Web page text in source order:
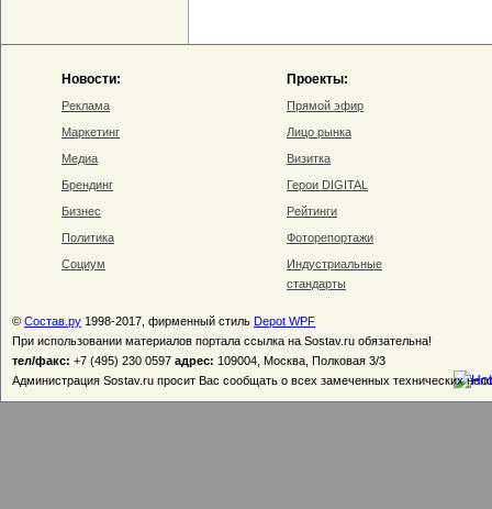
Новости:
Реклама
Маркетинг
Медиа
Брендинг
Бизнес
Политика
Социум
Проекты:
Прямой эфир
Лицо рынка
Визитка
Герои DIGITAL
Рейтинги
Фоторепортажи
Индустриальные
стандарты
© Состав.ру 1998-2017, фирменный стиль Depot WPF
При использовании материалов портала ссылка на Sostav.ru обязательна!
тел/факс: +7 (495) 230 0597 адрес: 109004, Москва, Полковая 3/3
Администрация Sostav.ru просит Вас сообщать о всех замеченных технических